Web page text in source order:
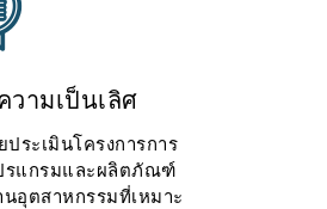
ามเป็นเลิศ
ระเมินโครงการการ
รแกรมและผลิตภัณฑ์
อุตสาหกรรมที่เหมาะ